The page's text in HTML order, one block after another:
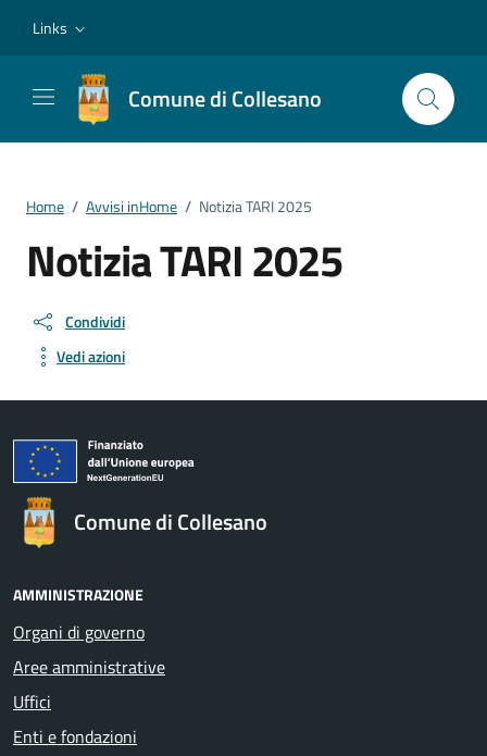
Links
Comune di Collesano
Home / Avvisi inHome / Notizia TARI 2025
Notizia TARI 2025
Condividi
Vedi azioni
Comune di Collesano
AMMINISTRAZIONE
Organi di governo
Aree amministrative
Uffici
Enti e fondazioni